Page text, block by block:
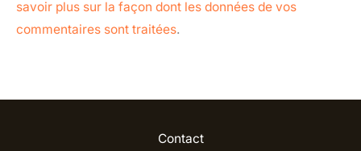
savoir plus sur la façon dont les données de vos
commentaires sont traitées.
Contact